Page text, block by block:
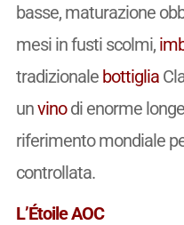
basse, maturazione
mesi in fusti scolmi,
tradizionale bottiglia
unvinodi enorme
riferimento mondiale
controllata.
L’Étoile AOC